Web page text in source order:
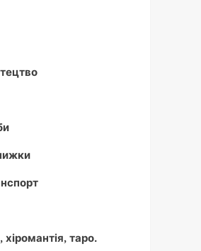
хіромантія, таро.